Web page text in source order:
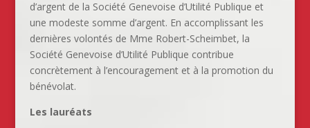
d’argent de la Société Genevoise d’Utilité Publique et
une modeste somme d’argent. En accomplissant les
dernières volontés de Mme Robert-Scheimbet, la
Société Genevoise d’Utilité Publique contribue
concrètement à l’encouragement et à la promotion du
bénévolat.
Les lauréats